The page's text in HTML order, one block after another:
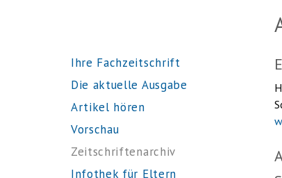
Ihre Fachzeitschrift
Die aktuelle Ausgabe
Artikel hören
Vorschau
Zeitschriftenarchiv
Infothek für Eltern